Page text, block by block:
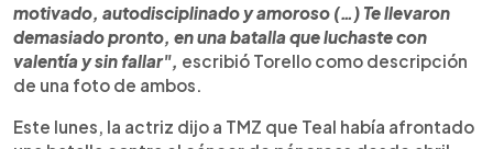
motivado, autodisciplinado y amoroso (…) Te llevaron
demasiado pronto, en una batalla que luchaste con
valentía y sin fallar", escribió Torello como descripción
de una foto de ambos.
Este lunes, la actriz dijo a TMZ que Teal había afrontado